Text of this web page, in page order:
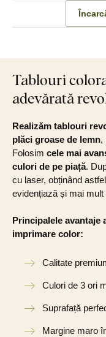
Tablouri
adevărată
Realizăm tablouri
plăci groase de lemn,
Folosim cele mai
culori de pe piață.
cu laser, obținând
evidențiază și mai mult
Principalele avantaje
imprimare color:
Calitate
Culori de 3 ori
Suprafață
Margine maro